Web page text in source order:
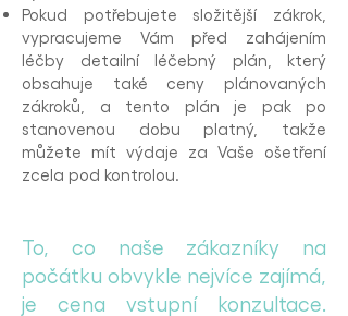
Pokud potřebujete složitější zákrok,
vypracujeme Vám před zahájením
léčby detailní léčebný plán, který
obsahuje také ceny plánovaných
zákroků, a tento plán je pak po
stanovenou dobu platný, takže
můžete mít výdaje za Vaše ošetření
zcela pod kontrolou.
To, co naše zákazníky na
počátku obvykle nejvíce zajímá,
je cena vstupní konzultace.